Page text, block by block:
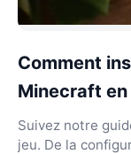
Comment
Minecraft
Suivez notre
jeu. De la